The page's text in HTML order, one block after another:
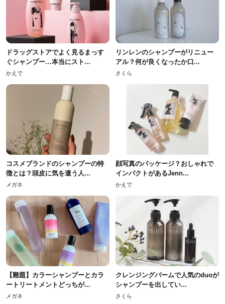
ドラッグストアでよく見るまっす
ぐシャンプー…本当にスト...
かえで
リンレンのシャンプーがリニュー
アル？何が良くなったか口...
さくら
コスメブランドのシャンプーの特
徴とは？頭皮に気を遣う人...
メガネ
顔写真のパッケージ？おしゃれで
インパクトがあるJenn...
かえで
【難題】カラーシャンプーとカラ
ートリートメントどっちが...
メガネ
クレンジングバームで人気のduoが
シャンプーを出してい...
さくら